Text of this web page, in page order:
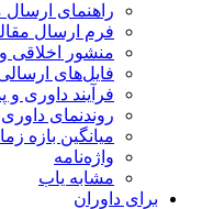
راهنمای ارسال
فرم ارسال مقاله
منشور اخلاقی و
فایل‌های
فرآیند داوری و
روندنمای داوری
میانگین بازه
واژه‌نامه
مشابه یاب
برای داوران